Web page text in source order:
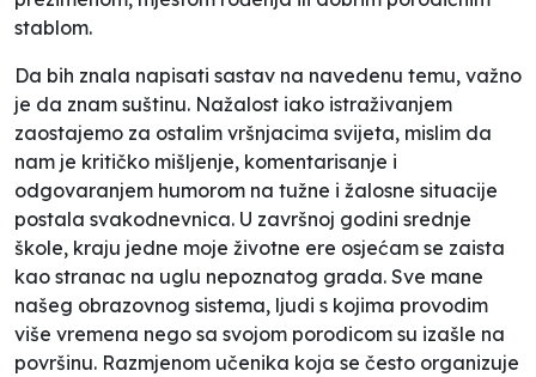
stablom.
Da bih znala napisati sastav na navedenu temu, važno
je da znam suštinu. Nažalost iako istraživanjem
zaostajemo za ostalim vršnjacima svijeta, mislim da
nam je kritičko mišljenje, komentarisanje i
odgovaranjem humorom na tužne i žalosne situacije
postala svakodnevnica. U završnoj godini srednje
škole, kraju jedne moje životne ere osjećam se zaista
kao stranac na uglu nepoznatog grada. Sve mane
našeg obrazovnog sistema, ljudi s kojima provodim
više vremena nego sa svojom porodicom su izašle na
površinu. Razmjenom učenika koja se često organizuje